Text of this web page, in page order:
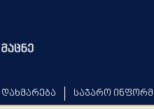
დახმარება საჯარო